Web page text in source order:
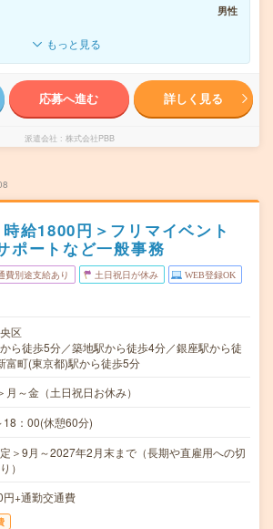
男性
もっと見る
応募へ進む 詳しく見る
派遣会社 株式会社PBB
給1800円＞フリマイベント
ポートなど一般事務
費別途支給あり 土日祝日が休み WEB登録OK
区
ら徒歩5分／築地駅から徒歩4分／銀座駅から徒
富町(東京都)駅から徒歩5分
月～金（土日祝日お休み）
18：00(休憩60分)
＞9月～2027年2月末まで（長期や直雇用への切
）
+通勤交通費